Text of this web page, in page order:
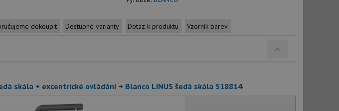
dokoupit Dostupné varianty Dotaz k produktu Vzorník barev
skála + excentrické ovládání + Blanco LINUS šedá skála 518814